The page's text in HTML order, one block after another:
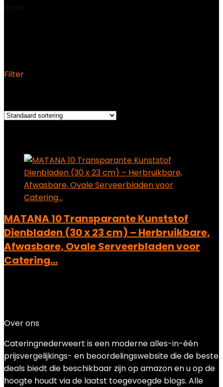
Filter
MATANA 10 Transparante Kunststof
Dienbladen (30 x 23 cm) – Herbruikbare,
Afwasbare, Ovale Serveerbladen voor
Catering…
Over ons
Cateringnederweert is een moderne alles-in-één
prijsvergelijkings- en beoordelingswebsite die de beste
deals biedt die beschikbaar zijn op amazon en u op de
hoogte houdt via de laatst toegevoegde blogs. Alle